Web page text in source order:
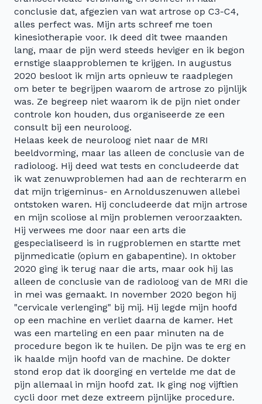
conclusie dat, afgezien van wat artrose op C3-C4,
alles perfect was. Mijn arts schreef me toen
kinesiotherapie voor. Ik deed dit twee maanden
lang, maar de pijn werd steeds heviger en ik begon
ernstige slaapproblemen te krijgen. In augustus
2020 besloot ik mijn arts opnieuw te raadplegen
om beter te begrijpen waarom de artrose zo pijnlijk
was. Ze begreep niet waarom ik de pijn niet onder
controle kon houden, dus organiseerde ze een
consult bij een neuroloog.
Helaas keek de neuroloog niet naar de MRI
beeldvorming, maar las alleen de conclusie van de
radioloog. Hij deed wat tests en concludeerde dat
ik wat zenuwproblemen had aan de rechterarm en
dat mijn trigeminus- en Arnolduszenuwen allebei
ontstoken waren. Hij concludeerde dat mijn artrose
en mijn scoliose al mijn problemen veroorzaakten.
Hij verwees me door naar een arts die
gespecialiseerd is in rugproblemen en startte met
pijnmedicatie (opium en gabapentine). In oktober
2020 ging ik terug naar die arts, maar ook hij las
alleen de conclusie van de radioloog van de MRI die
in mei was gemaakt. In november 2020 begon hij
"cervicale verlenging" bij mij. Hij legde mijn hoofd
op een machine en verliet daarna de kamer. Het
was een marteling en een paar minuten na de
procedure begon ik te huilen. De pijn was te erg en
ik haalde mijn hoofd van de machine. De dokter
stond erop dat ik doorging en vertelde me dat de
pijn allemaal in mijn hoofd zat. Ik ging nog vijftien
cycli door met deze extreem pijnlijke procedure.